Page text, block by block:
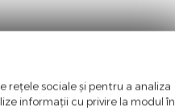
rețele sociale și pentru a analiza
informații cu privire la modul în